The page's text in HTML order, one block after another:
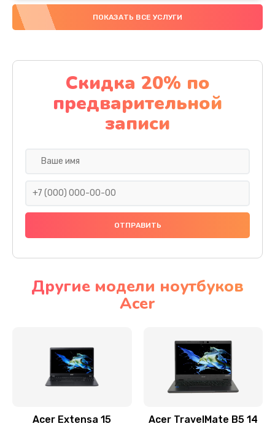
Замена южного моста
Заказать
Чистка от пыли
1060 руб.
Заказать
Ремонт подсветки
Настройка BIOS
Замена видеочипа
Заказать
ПОКАЗАТЬ ВСЕ УСЛУГИ
Скидка 20% по
предварительной
записи
Другие модели ноутбуков
Acer
Acer Extensa 15 Acer TravelMate B5 14